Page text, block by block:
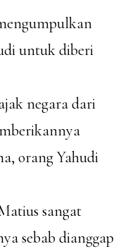
untuk diberi
negara dari
orang Yahudi
sangat
sebab dianggap